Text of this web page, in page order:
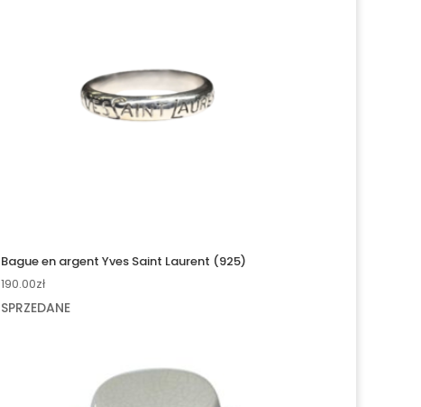
Bague en argent Yves Saint Laurent (925)
190.00zł
SPRZEDANE